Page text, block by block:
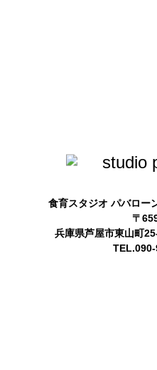
食育スタジオ パバロー
〒
兵庫県芦屋市東山町